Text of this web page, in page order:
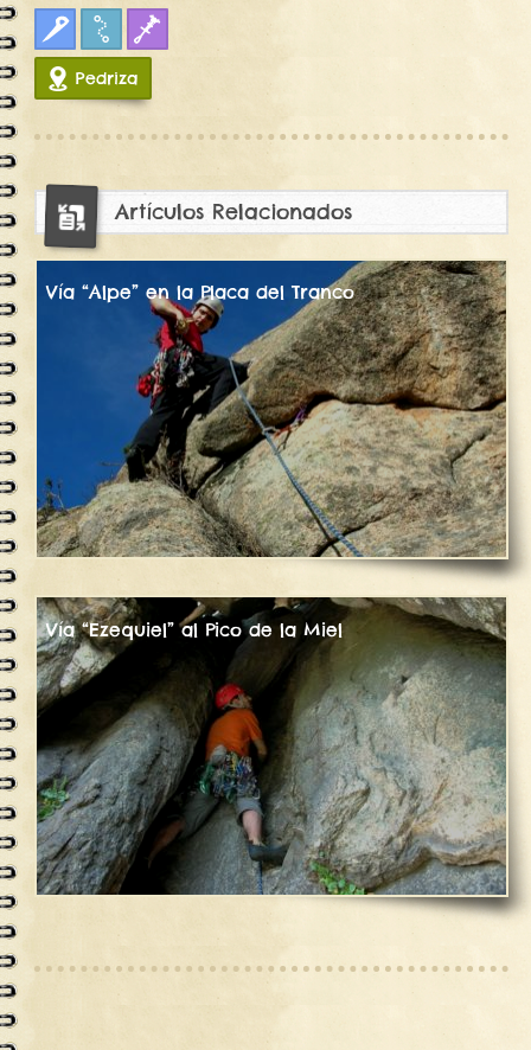
ClasicaCroquisFisuras
Pedriza
Artículos Relacionados
Vía “Alpe” en la Placa del Tranco
Vía “Ezequiel” al Pico de la Miel